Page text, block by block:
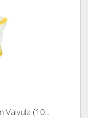
(10...